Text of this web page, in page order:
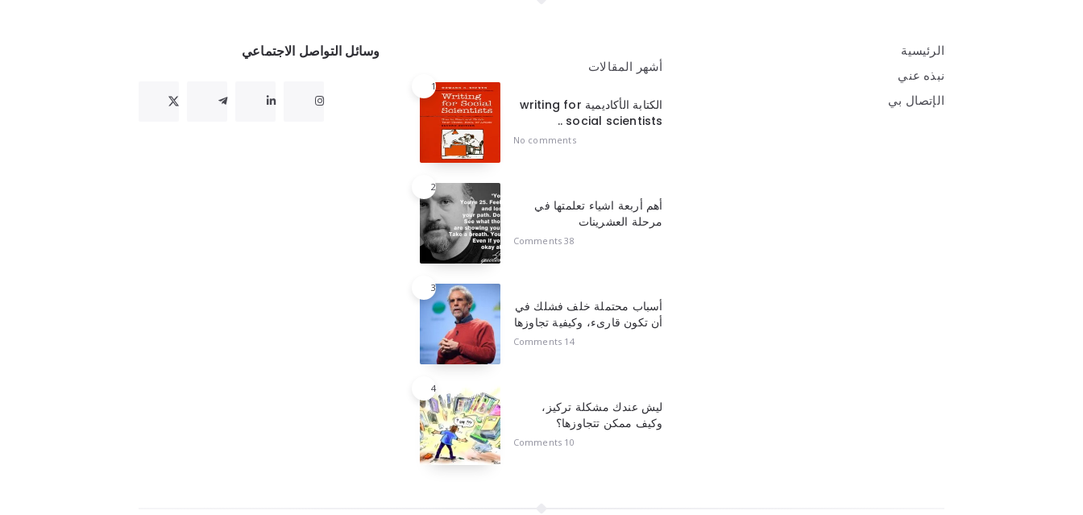
وسائل التواصل الاجتماعي
أشهر المقالات
1
الكتابة الأكاديمية writing for
social scientists ..
No comments
2
أهم أربعة اشياء تعلمتها في
مرحلة العشرينات
38 Comments
3
أسباب محتملة خلف فشلك في
أن تكون قارىء، وكيفية تجاوزها
14 Comments
4
ليش عندك مشكلة تركيز،
وكيف ممكن تتجاوزها؟
10 Comments
الرئيسية
نبذه عني
الإتصال بي